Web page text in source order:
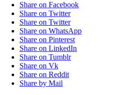
Share on Facebook
Share on Twitter
Share on Twitter
Share on WhatsApp
Share on Pinterest
Share on LinkedIn
Share on Tumblr
Share on Vk
Share on Reddit
Share by Mail